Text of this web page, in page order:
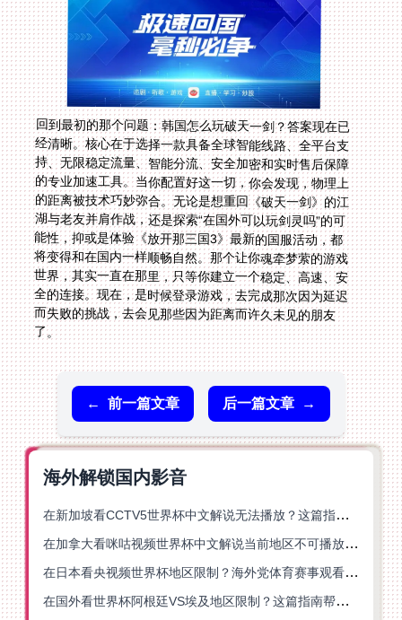
回到最初的那个问题：韩国怎么玩破天一剑？答案现在已
经清晰。核心在于选择一款具备全球智能线路、全平台支
持、无限稳定流量、智能分流、安全加密和实时售后保障
的专业加速工具。当你配置好这一切，你会发现，物理上
的距离被技术巧妙弥合。无论是想重回《破天一剑》的江
湖与老友并肩作战，还是探索“在国外可以玩剑灵吗”的可
能性，抑或是体验《放开那三国3》最新的国服活动，都
将变得和在国内一样顺畅自然。那个让你魂牵梦萦的游戏
世界，其实一直在那里，只等你建立一个稳定、高速、安
全的连接。现在，是时候登录游戏，去完成那次因为延迟
而失败的挑战，去会见那些因为距离而许久未见的朋友
了。
← 前一篇文章 后一篇文章 →
海外解锁国内影音
在新加坡看CCTV5世界杯中文解说无法播放？这篇指南帮你解锁海外体育直播自由
在加拿大看咪咕视频世界杯中文解说当前地区不可播放？这篇指南帮你一键解决
在日本看央视频世界杯地区限制？海外党体育赛事观看终极指南
在国外看世界杯阿根廷VS埃及地区限制？这篇指南帮你搞定中文直播+解说